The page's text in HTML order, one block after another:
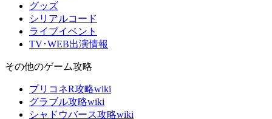
グッズ
シリアルコード
ライブイベント
TV･WEB出演情報
その他のゲーム攻略
プリコネR攻略wiki
グラブル攻略wiki
シャドウバース攻略wiki